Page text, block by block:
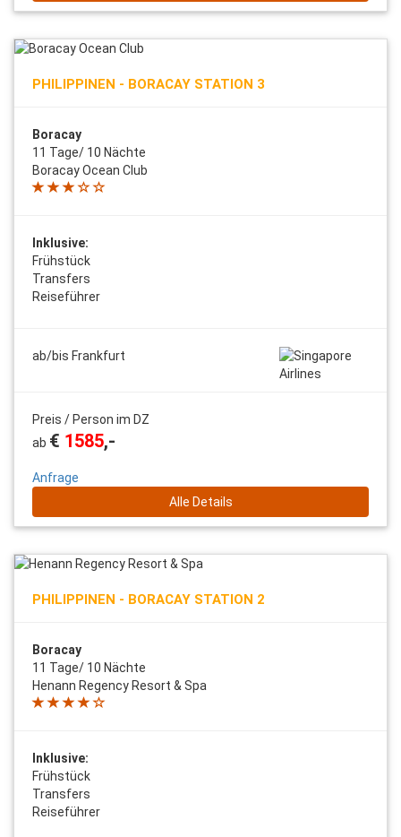
PHILIPPINEN - BORACAY STATION 3
Boracay
11 Tage/ 10 Nächte
Boracay Ocean Club
Inklusive:
Frühstück
Transfers
Reiseführer
ab/bis Frankfurt
Preis / Person im DZ
ab € 1585,-
Anfrage
Alle Details
PHILIPPINEN - BORACAY STATION 2
Boracay
11 Tage/ 10 Nächte
Henann Regency Resort & Spa
Inklusive:
Frühstück
Transfers
Reiseführer